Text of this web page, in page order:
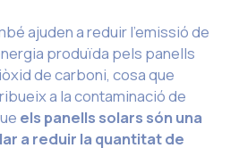
ajuden a reduir l’emissió de
produïda pels panells
de carboni, cosa que
a la contaminació de
els panells solars són una
a reduir la quantitat de